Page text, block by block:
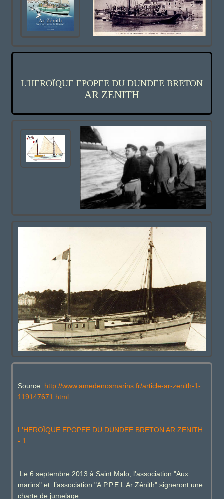
L'HEROÏQUE EPOPEE DU DUNDEE BRETON
AR ZENITH
Source
http://www.amedenosmarins.fr/article-ar-zenith-1-
119147671.html
L'HEROÏQUE EPOPEE DU DUNDEE BRETON AR ZENITH
- 1
Le 6 septembre 2013 à Saint Malo, l'association "Aux
marins" et l’association "A.P.P.E.L Ar Zénith" signeront une
charte de jumelage.